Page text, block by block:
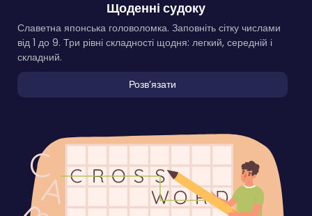
Щоденні судоку
Славетна японська головоломка. Заповніть сітку числами
від 1 до 9. Три рівні складності щодня: легкий, середній і
складний.
Розвʼязати